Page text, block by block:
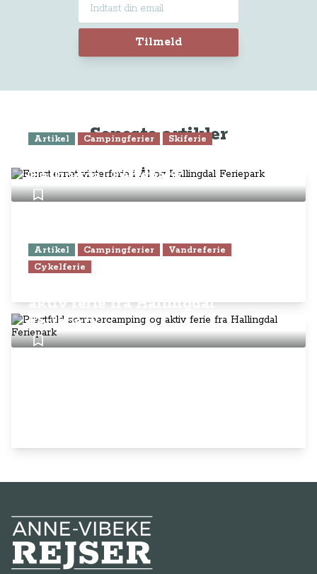
Tilmeld
Seneste artikler
Artikel Campingferier Skiferie
Hallingdal Feriepark
Artikel Campingferier
Vandreferie
Cykelferie
aktiv ferie fra Hallingdal
Feriepark
Anne-Vibeke Rejser